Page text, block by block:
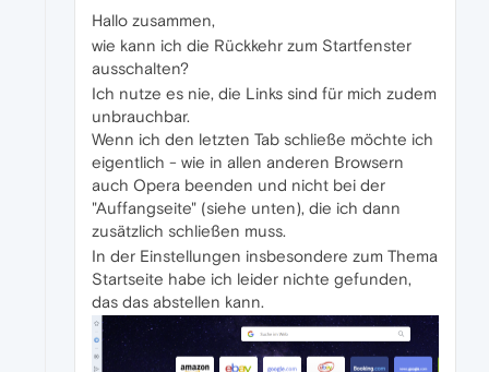
Hallo zusammen,
wie kann ich die Rückkehr zum Startfenster
ausschalten?
Ich nutze es nie, die Links sind für mich zudem
unbrauchbar.
Wenn ich den letzten Tab schließe möchte ich
eigentlich - wie in allen anderen Browsern
auch Opera beenden und nicht bei der
"Auffangseite" (siehe unten), die ich dann
zusätzlich schließen muss.
In der Einstellungen insbesondere zum Thema
Startseite habe ich leider nichte gefunden,
das das abstellen kann.